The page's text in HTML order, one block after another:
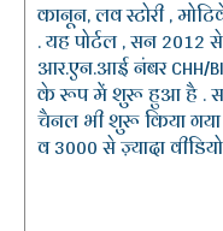
कानून, लव स्टोरी ,
. यह पोर्टल , सन 2012
आर.एन.आई नंबर CHH/
के रूप में शुरू हुआ है .
चैनल भी शुरू किया
व 3000 से ज़्यादा